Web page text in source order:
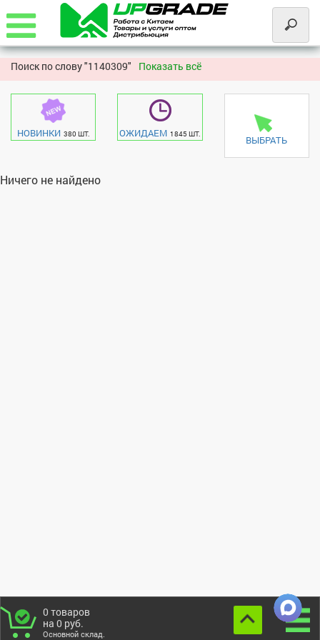
Поиск по слову "1140309" Показать всё
НОВИНКИ 380 ШТ. ОЖИДАЕМ 1845 ШТ. ВЫБРАТЬ
Ничего не найдено
0 товаров
на 0 руб.
Основной склад.